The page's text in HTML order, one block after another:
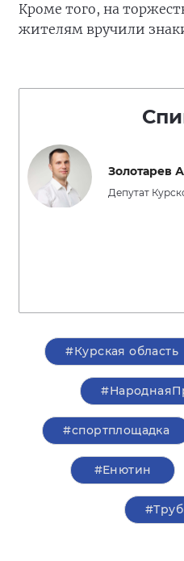
Кроме того, на
жителям вручили
Золотарев
Депутат
#Курская область
#спортплощадка
#Енютин